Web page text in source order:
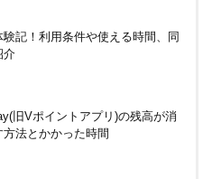
残高200万円必要。1/1～
記！利用条件や使える時間、同
介
旧Vポイントアプリ)の残高が消
法とかかった時間